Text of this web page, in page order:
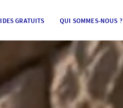
GRATUITS QUI SOMMES-NOUS ?